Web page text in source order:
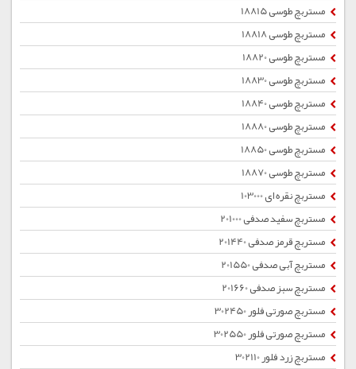
مستربچ طوسی 18815
مستربچ طوسی 18818
مستربچ طوسی 18820
مستربچ طوسی 18830
مستربچ طوسی 18840
مستربچ طوسی 18880
مستربچ طوسی 18850
مستربچ طوسی 18870
مستربچ نقره ای 103000
مستربچ سفید صدفی 201000
مستربچ قرمز صدفی 201440
مستربچ آبی صدفی 201550
مستربچ سبز صدفی 201660
مستربچ صورتی فلور 302450
مستربچ صورتی فلور 302550
مستربچ زرد فلور 302110